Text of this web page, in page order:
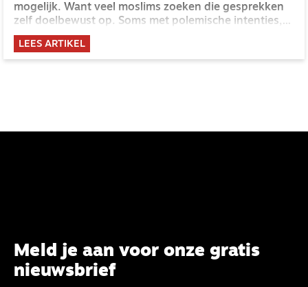
mogelijk. Want veel moslims zoeken die gesprekken
zelf doelbewust op. Soms met polemische intenties,
soms met de bedoeling om verbinding te zoeken. Hoe
dan ook: alleen praten óver moslims is er niet meer
bij.
LEES ARTIKEL
Meld je aan voor onze gratis
nieuwsbrief